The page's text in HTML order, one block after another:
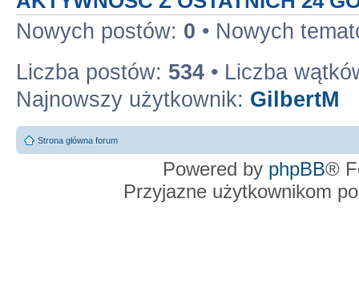
Nowych postów: 0 • Nowych
Liczba postów: 534 • Liczba
Najnowszy użytkownik: GilbertM
Strona główna forum
Powered by phpBB®
Przyjazne użytkownikom